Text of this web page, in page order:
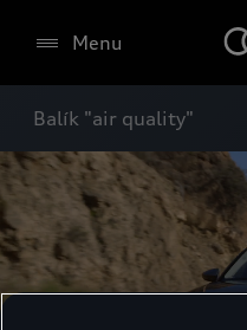
Menu
Balík "air quality"